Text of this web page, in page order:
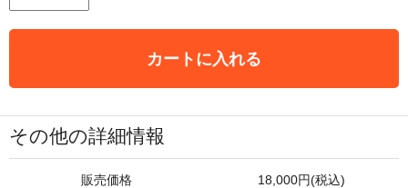
カートに入れる
その他の詳細情報
販売価格 18,000円(税込)